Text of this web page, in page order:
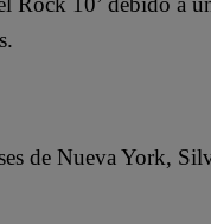
de Nueva York,